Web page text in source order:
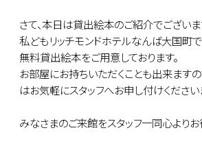
さて、本日は貸出絵本のご紹介でございま
私どもリッチモンドホテルなんば大国町
無料貸出絵本をご用意しております。
お部屋にお持ちいただくことも出来ます
はお気軽にスタッフへお申し付けください
みなさまのご来館をスタッフ一同心よりお